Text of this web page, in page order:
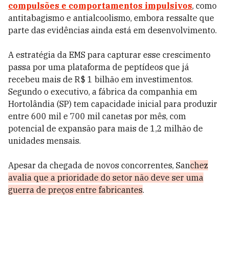
compulsões e comportamentos impulsivos, como
antitabagismo e antialcoolismo, embora ressalte que
parte das evidências ainda está em desenvolvimento.
A estratégia da EMS para capturar esse crescimento
passa por uma plataforma de peptídeos que já
recebeu mais de R$ 1 bilhão em investimentos.
Segundo o executivo, a fábrica da companhia em
Hortolândia (SP) tem capacidade inicial para produzir
entre 600 mil e 700 mil canetas por mês, com
potencial de expansão para mais de 1,2 milhão de
unidades mensais.
Apesar da chegada de novos concorrentes, Sanchez
avalia que a prioridade do setor não deve ser uma
guerra de preços entre fabricantes.